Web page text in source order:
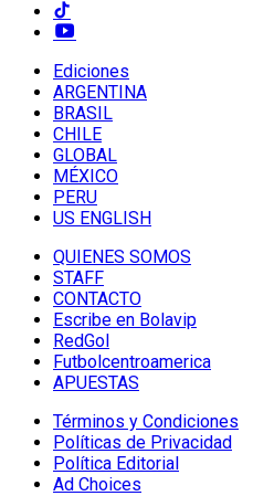
Ediciones
ARGENTINA
BRASIL
CHILE
GLOBAL
MÉXICO
PERU
US ENGLISH
QUIENES SOMOS
STAFF
CONTACTO
Escribe en Bolavip
RedGol
Futbolcentroamerica
APUESTAS
Términos y Condiciones
Políticas de Privacidad
Política Editorial
Ad Choices